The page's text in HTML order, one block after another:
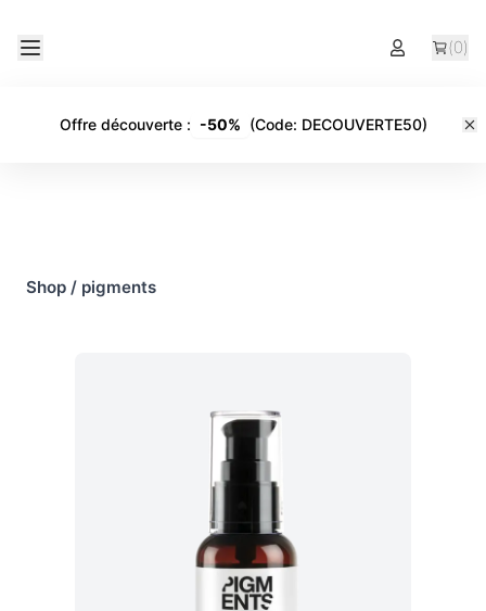
(0)
Offre découverte: -50% (Code: DECOUVERTE50)
Shop / pigments